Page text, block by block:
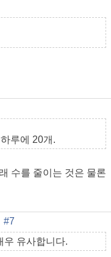
루에 20개.
수를 줄이는 것은 물론
#7
우 유사합니다.